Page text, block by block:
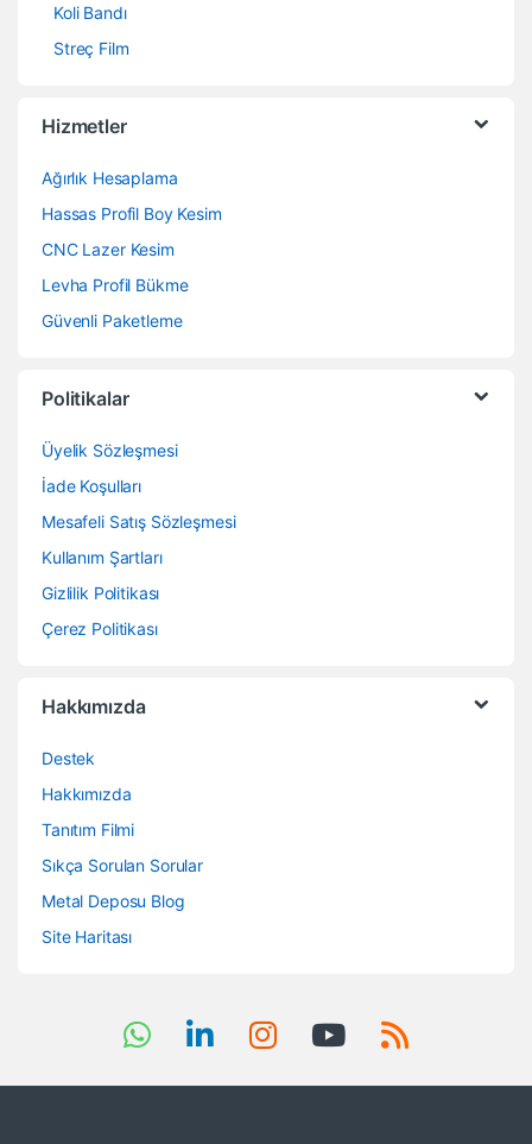
Koli Bandı
Streç Film
Hizmetler
Ağırlık Hesaplama
Hassas Profil Boy Kesim
CNC Lazer Kesim
Levha Profil Bükme
Güvenli Paketleme
Politikalar
Üyelik Sözleşmesi
İade Koşulları
Mesafeli Satış Sözleşmesi
Kullanım Şartları
Gizlilik Politikası
Çerez Politikası
Hakkımızda
Destek
Hakkımızda
Tanıtım Filmi
Sıkça Sorulan Sorular
Metal Deposu Blog
Site Haritası